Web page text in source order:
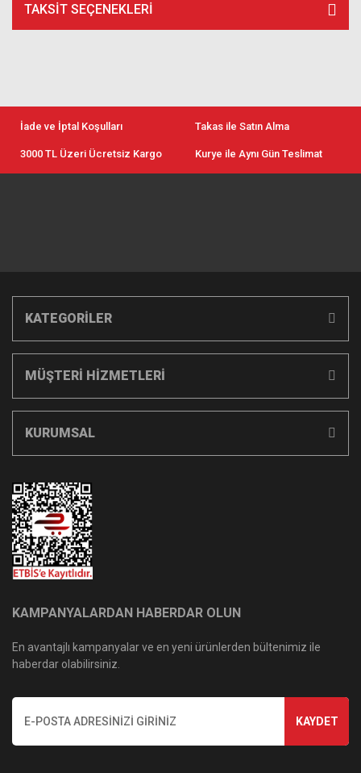
TAKSIT SEÇENEKLERI
İade ve İptal Koşulları Takas ile Satın Alma
3000 TL Üzeri Ücretsiz Kargo Kurye ile Aynı Gün Teslimat
KATEGORİLER
MÜŞTERİ HİZMETLERİ
KURUMSAL
KAMPANYALARDAN HABERDAR OLUN
En avantajlı kampanyalar ve en yeni ürünlerden bültenimiz ile
haberdar olabilirsiniz.
KAYDET